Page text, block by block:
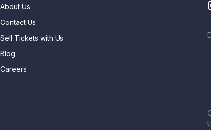
About Us
Contact Us
Sell Tickets with Us
Blog
Careers